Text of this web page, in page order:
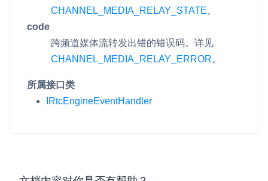
CHANNEL_MEDIA_RELAY_STATE。
code
跨频道媒体流转发出错的错误码。详见
CHANNEL_MEDIA_RELAY_ERROR。
所属接口类
IRtcEngineEventHandler